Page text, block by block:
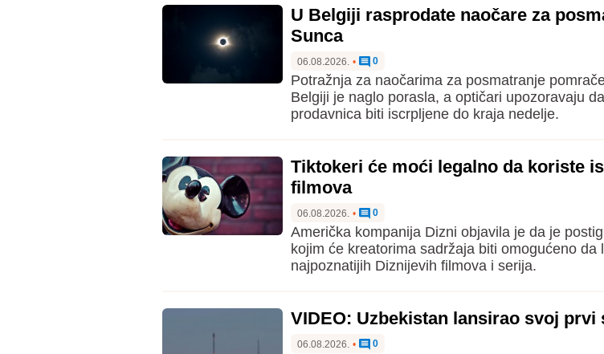
U Belgiji rasprodate naočare za
Sunca
06.08.2026. • 0
Potražnja za naočarima za posmatranje
Belgiji je naglo porasla, a optičari upozoravaju
prodavnica biti iscrpljene do kraja nedelje.
Tiktokeri će moći legalno da koriste
filmova
06.08.2026. • 0
Američka kompanija Dizni objavila je da je
kojim će kreatorima sadržaja biti omogućeno da
najpoznatijih Diznijevih filmova i serija.
VIDEO: Uzbekistan lansirao svoj prvi
06.08.2026. • 0